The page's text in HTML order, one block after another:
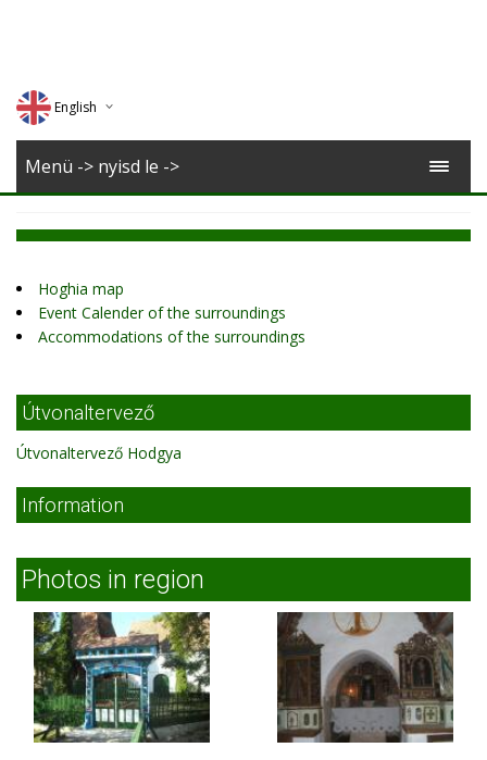
English
Deutsch
Menü -> nyisd le ->
Hoghia map
Event Calender of the surroundings
Accommodations of the surroundings
Útvonaltervező
Útvonaltervező Hodgya
Information
Photos in region